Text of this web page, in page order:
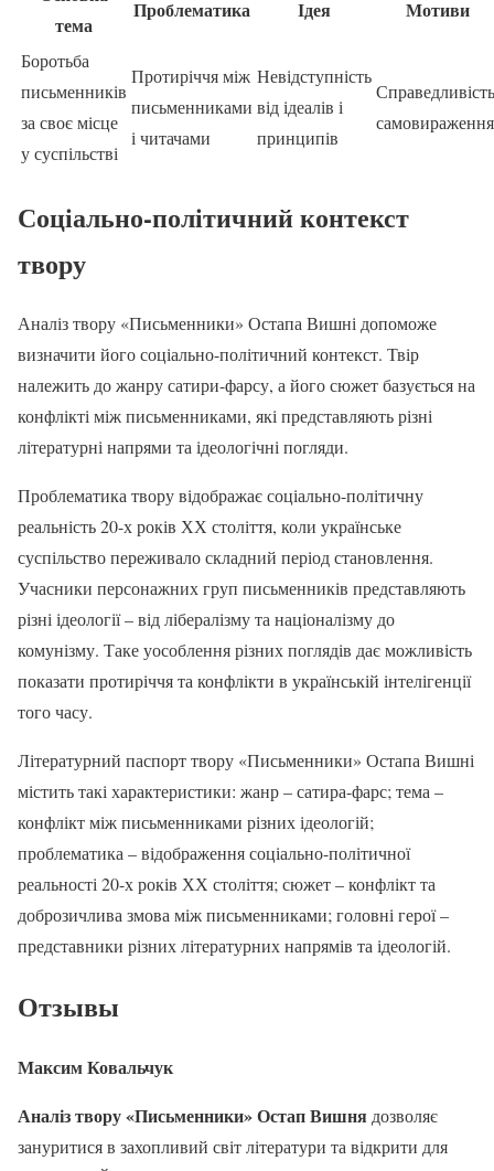
тема
Проблематика Ідея Мотиви
Боротьба
письменників
за своє місце
у суспільстві
Протиріччя між
письменниками
і читачами
Невідступність
від ідеалів і
принципів
самовираження
Соціально-політичний контекст
твору
Аналіз твору «Письменники» Остапа Вишні допоможе
визначити його соціально-політичний контекст. Твір
належить до жанру сатири-фарсу, а його сюжет базується на
конфлікті між письменниками, які представляють різні
літературні напрями та ідеологічні погляди.
Проблематика твору відображає соціально-політичну
реальність 20-х років ХХ століття, коли українське
суспільство переживало складний період становлення.
Учасники персонажних груп письменників представляють
різні ідеології – від лібералізму та націоналізму до
комунізму. Таке уособлення різних поглядів дає можливість
показати протиріччя та конфлікти в українській інтелігенції
того часу.
Літературний паспорт твору «Письменники» Остапа Вишні
містить такі характеристики: жанр – сатира-фарс; тема –
конфлікт між письменниками різних ідеологій;
проблематика – відображення соціально-політичної
реальності 20-х років ХХ століття; сюжет – конфлікт та
доброзичлива змова між письменниками; головні герої –
представники різних літературних напрямів та ідеологій.
Отзывы
Максим Ковальчук
Аналіз твору «Письменники» Остап Вишнядозволяє
зануритися в захопливий світ літератури та відкрити для